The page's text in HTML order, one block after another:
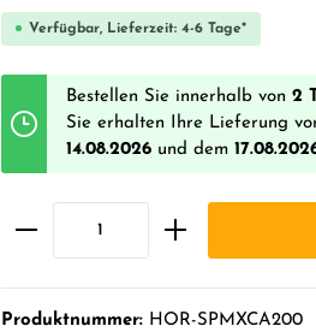
Verfügbar, Lieferzeit: 4-6 Tage*
Bestellen Sie innerhalb von 2
Sie erhalten Ihre Lieferung
14.08.2026 und dem
Produktnummer: HOR-SPMXCA200